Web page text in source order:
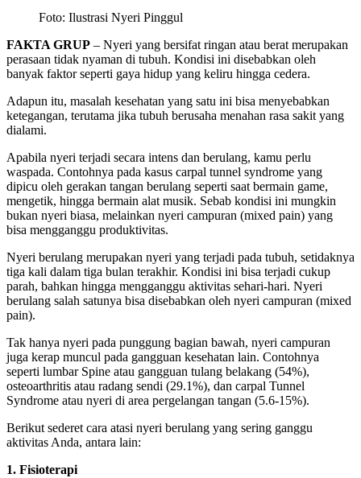
Foto: Ilustrasi Nyeri Pinggul
FAKTA GRUP – Nyeri yang bersifat ringan atau berat merupakan
perasaan tidak nyaman di tubuh. Kondisi ini disebabkan oleh
banyak faktor seperti gaya hidup yang keliru hingga cedera.
Adapun itu, masalah kesehatan yang satu ini bisa menyebabkan
ketegangan, terutama jika tubuh berusaha menahan rasa sakit yang
dialami.
Apabila nyeri terjadi secara intens dan berulang, kamu perlu
waspada. Contohnya pada kasus carpal tunnel syndrome yang
dipicu oleh gerakan tangan berulang seperti saat bermain game,
mengetik, hingga bermain alat musik. Sebab kondisi ini mungkin
bukan nyeri biasa, melainkan nyeri campuran (mixed pain) yang
bisa mengganggu produktivitas.
Nyeri berulang merupakan nyeri yang terjadi pada tubuh, setidaknya
tiga kali dalam tiga bulan terakhir. Kondisi ini bisa terjadi cukup
parah, bahkan hingga mengganggu aktivitas sehari-hari. Nyeri
berulang salah satunya bisa disebabkan oleh nyeri campuran (mixed
pain).
Tak hanya nyeri pada punggung bagian bawah, nyeri campuran
juga kerap muncul pada gangguan kesehatan lain. Contohnya
seperti lumbar Spine atau gangguan tulang belakang (54%),
osteoarthritis atau radang sendi (29.1%), dan carpal Tunnel
Syndrome atau nyeri di area pergelangan tangan (5.6-15%).
Berikut sederet cara atasi nyeri berulang yang sering ganggu
aktivitas Anda, antara lain:
1. Fisioterapi